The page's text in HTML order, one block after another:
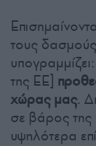
τους
της ΕΕ]
χώρας μας.
σε βάρος της
υψηλότερα